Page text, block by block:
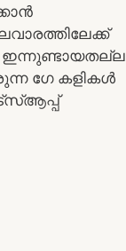
ഇന്നുണ്ടായതല്ല
ഗേ കളികൾ